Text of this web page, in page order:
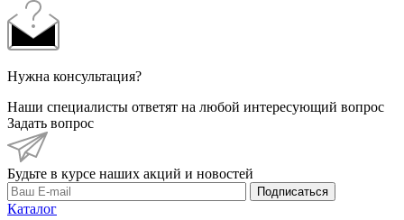
Нужна консультация?
Наши специалисты ответят на любой интересующий вопрос
Задать вопрос
Будьте в курсе наших акций и новостей
Подписаться
Каталог